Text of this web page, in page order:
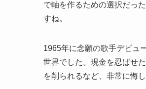
で軸を作るための選択だっ
すね。
1965年に念願の歌手デビュ
世界でした。現金を忍ばせ
を削られるなど、非常に悔